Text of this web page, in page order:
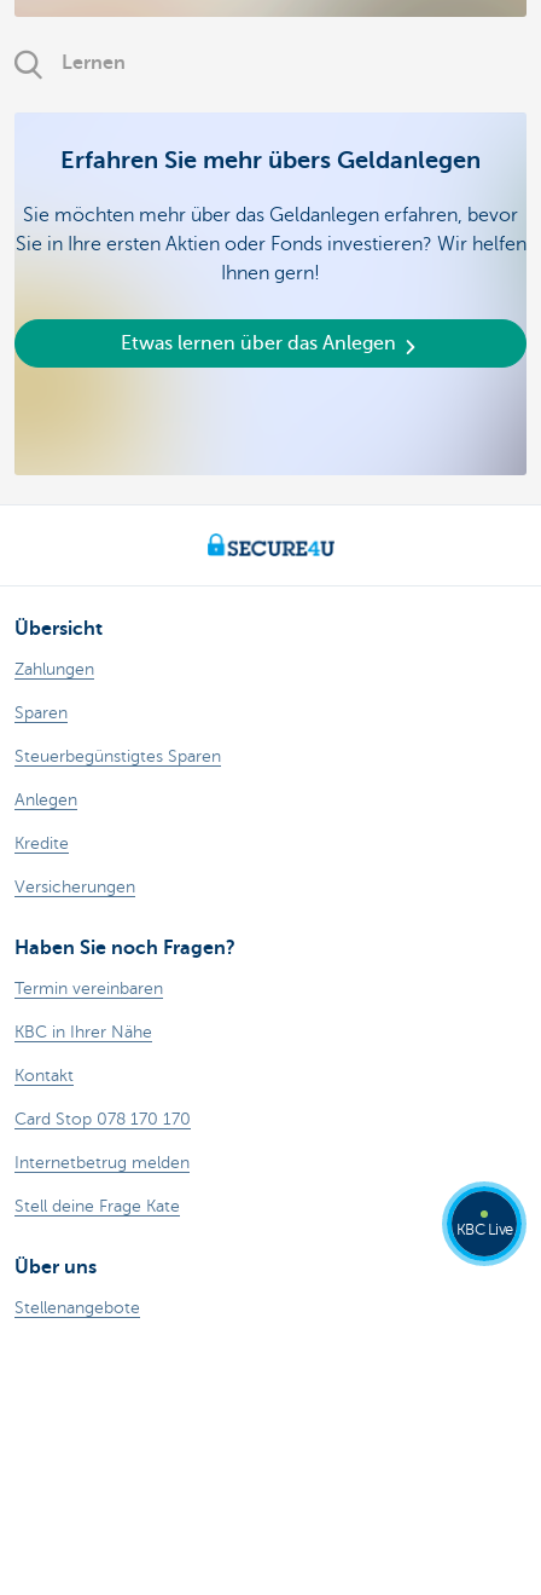
Lernen
Erfahren Sie mehr übers Geldanlegen
Sie möchten mehr über das Geldanlegen erfahren, bevor
Sie in Ihre ersten Aktien oder Fonds investieren? Wir helfen
Ihnen gern!
Etwas lernen über das Anlegen
Übersicht
Zahlungen
Sparen
Steuerbegünstigtes Sparen
Anlegen
Kredite
Versicherungen
Haben Sie noch Fragen?
Termin vereinbaren
KBC in Ihrer Nähe
Kontakt
Card Stop 078 170 170
Internetbetrug melden
Stell deine Frage Kate
Über uns
Stellenangebote
KBC Live